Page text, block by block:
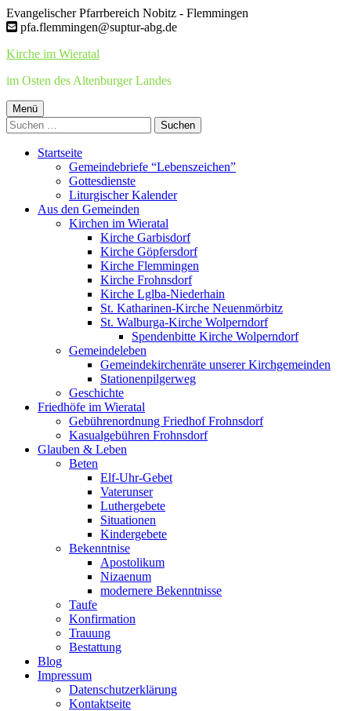
Springe
zum
Evangelischer Pfarrbereich Nobitz - Flemmingen
pfa.flemmingen@suptur-abg.de
Kirche im Wieratal
im Osten des Altenburger Landes
Primäres
Menü
Menü
Suchen
nach:
Startseite
Gemeindebriefe “Lebenszeichen”
Gottesdienste
Liturgischer Kalender
Aus den Gemeinden
Kirchen im Wieratal
Kirche Garbisdorf
Kirche Göpfersdorf
Kirche Flemmingen
Kirche Frohnsdorf
Kirche Lglba-Niederhain
St. Katharinen-Kirche Neuenmörbitz
St. Walburga-Kirche Wolperndorf
Spendenbitte Kirche Wolperndorf
Gemeindeleben
Gemeindekirchenräte unserer Kirchgemeinden
Stationenpilgerweg
Geschichte
Friedhöfe im Wieratal
Gebührenordnung Friedhof Frohnsdorf
Kasualgebühren Frohnsdorf
Glauben & Leben
Beten
Elf-Uhr-Gebet
Vaterunser
Luthergebete
Situationen
Kindergebete
Bekenntnise
Apostolikum
Nizaenum
modernere Bekenntnisse
Taufe
Konfirmation
Trauung
Bestattung
Blog
Impressum
Datenschutzerklärung
Kontaktseite